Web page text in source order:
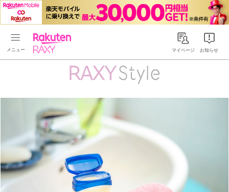
Rakuten RAXYマイページ お知らせ